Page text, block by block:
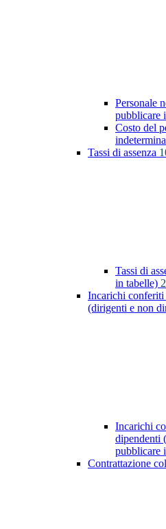
Personale
pubblicare
Costo del
Tassi di assenza
Tassi di
in tabelle) 2
Incarichi conferiti
(dirigenti e non
Incarichi
dipendenti
pubblicare
Contrattazione